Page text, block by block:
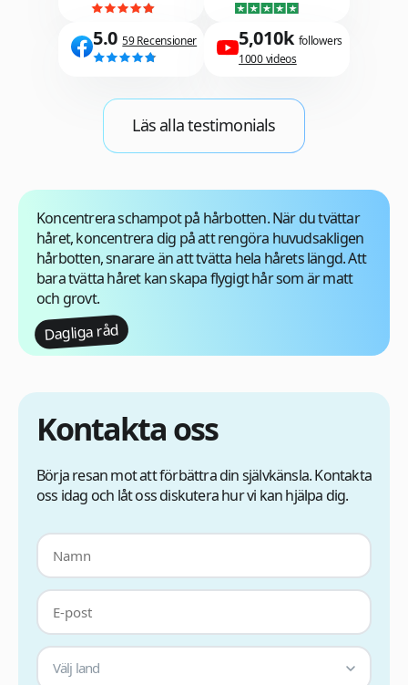
5.0 59 Recensioner 5,010k followers
1000 videos
Läs alla testimonials
Koncentrera schampot på hårbotten. När du tvättar
håret, koncentrera dig på att rengöra huvudsakligen
hårbotten, snarare än att tvätta hela hårets längd. Att
bara tvätta håret kan skapa flygigt hår som är matt
och grovt.
Dagliga råd
Kontakta oss
Börja resan mot att förbättra din självkänsla. Kontakta
oss idag och låt oss diskutera hur vi kan hjälpa dig.
Välj land